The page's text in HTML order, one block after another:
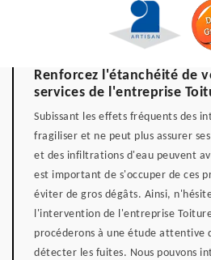
Renforcez l'étanchéité de
services de l'entreprise
Subissant les effets fréquents des
fragiliser et ne peut plus assurer
et des infiltrations d'eau peuvent
est important de s'occuper de ces
éviter de gros dégâts. Ainsi,
l'intervention de l'entreprise
procéderons à une étude
détecter les fuites. Nous pouvons